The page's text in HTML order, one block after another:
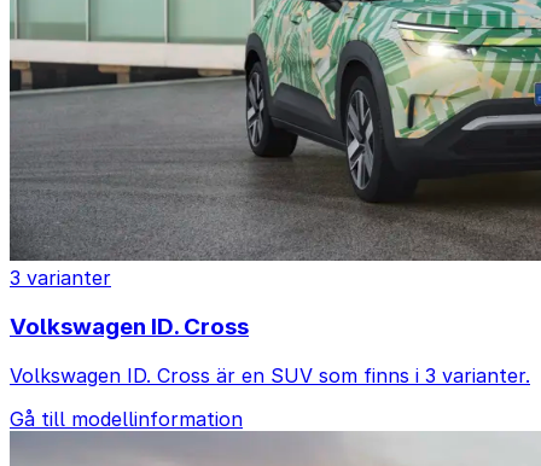
3 varianter
Volkswagen ID. Cross
Volkswagen ID. Cross är en SUV som finns i 3 varianter.
Gå till modellinformation